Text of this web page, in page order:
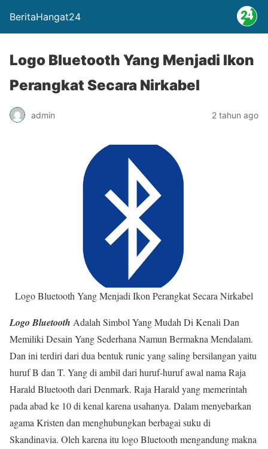
BeritaHangat24
Logo Bluetooth Yang Menjadi Ikon
Perangkat Secara Nirkabel
admin 2 tahun ago
Logo Bluetooth Yang Menjadi Ikon Perangkat Secara Nirkabel
Logo Bluetooth Adalah Simbol Yang Mudah Di Kenali Dan
Memiliki Desain Yang Sederhana Namun Bermakna Mendalam.
Dan ini terdiri dari dua bentuk runic yang saling bersilangan yaitu
huruf B dan T. Yang di ambil dari huruf-huruf awal nama Raja
Harald Bluetooth dari Denmark. Raja Harald yang memerintah
pada abad ke 10 di kenal karena usahanya. Dalam menyebarkan
agama Kristen dan menghubungkan berbagai suku di
Skandinavia. Oleh karena itu logo Bluetooth mengandung makna